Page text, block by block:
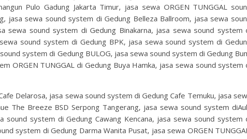
Pulo Gadung Jakarta Timur, jasa sewa ORGEN TUNGGAL
jasa sewa sound system di Gedung Belleza Ballroom, jasa sewa
sewa sound system di Gedung Binakarna, jasa sewa sound system
sound system di Gedung BPK, jasa sewa sound system di
system di Gedung BULOG, jasa sewa sound system di Gedung
ORGEN TUNGGAL di Gedung Buya Hamka, jasa sewa sound system
Delarosa, jasa sewa sound system di Gedung Cafe Temuku, jasa
The Breeze BSD Serpong Tangerang, jasa sewa sound system
sound system di Gedung Cawang Kencana, jasa sewa sound system
system di Gedung Darma Wanita Pusat, jasa sewa ORGEN